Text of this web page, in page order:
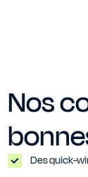
Nos
Des quick-